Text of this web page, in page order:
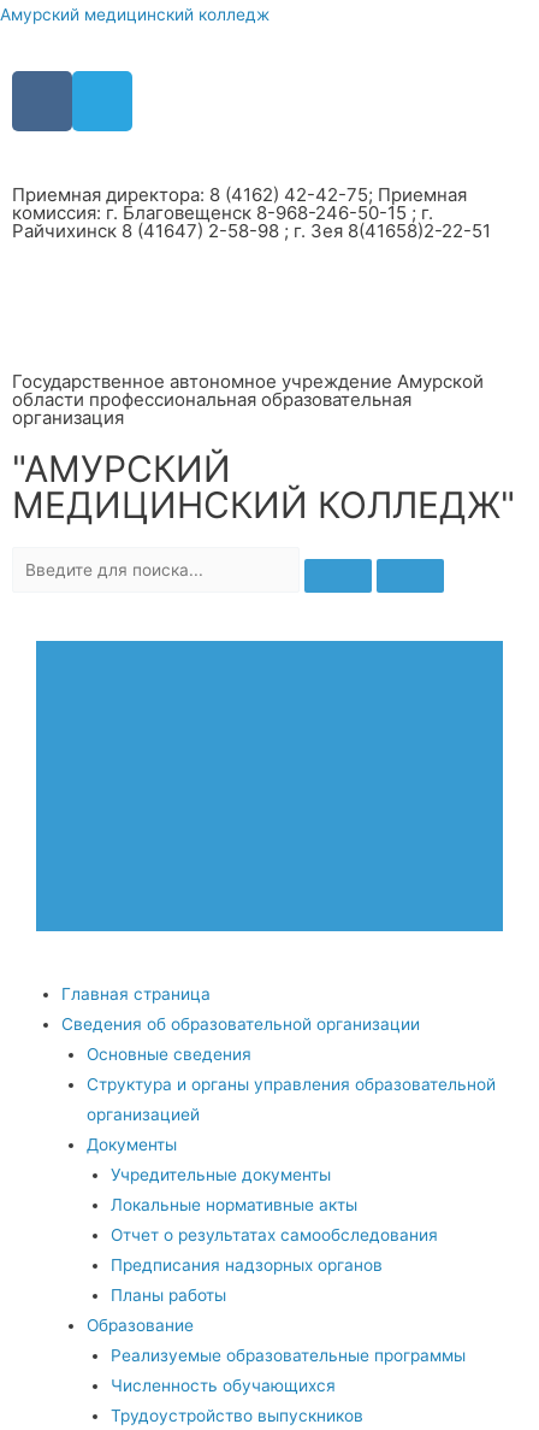
Амурский медицинский колледж
Приемная директора: 8 (4162) 42-42-75; Приемная
комиссия: г. Благовещенск 8-968-246-50-15 ; г.
Райчихинск 8 (41647) 2-58-98 ; г. Зея 8(41658)2-22-51
Государственное автономное учреждение Амурской
области профессиональная образовательная
организация
"АМУРСКИЙ
МЕДИЦИНСКИЙ КОЛЛЕДЖ"
Главная страница
Сведения об образовательной организации
Основные сведения
Структура и органы управления образовательной
организацией
Документы
Учредительные документы
Локальные нормативные акты
Отчет о результатах самообследования
Предписания надзорных органов
Планы работы
Образование
Реализуемые образовательные программы
Численность обучающихся
Трудоустройство выпускников